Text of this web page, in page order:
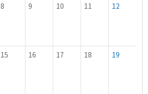
8 9 10 11 12
15 16 17 18 19